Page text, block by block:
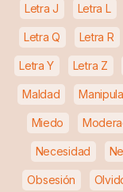
Letra J Letra L
Letra Q Letra R
Letra Y Letra Z
Maldad
Miedo
Necesidad
Obsesión